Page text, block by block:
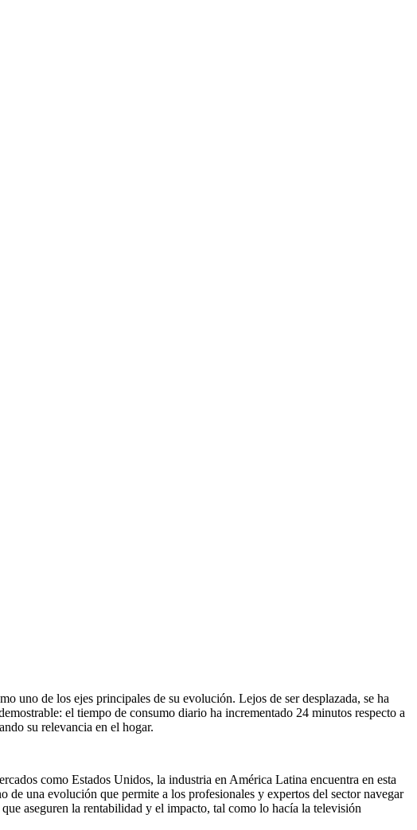
uno de los ejes principales de su evolución. Lejos de ser desplazada, se ha
el tiempo de consumo diario ha incrementado 24 minutos respecto a
su relevancia en el hogar.
como Estados Unidos, la industria en América Latina encuentra en esta
de una evolución que permite a los profesionales y expertos del sector navegar
aseguren la rentabilidad y el impacto, tal como lo hacía la televisión